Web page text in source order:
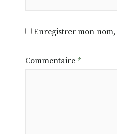
Enregistrer mon
Commentaire *